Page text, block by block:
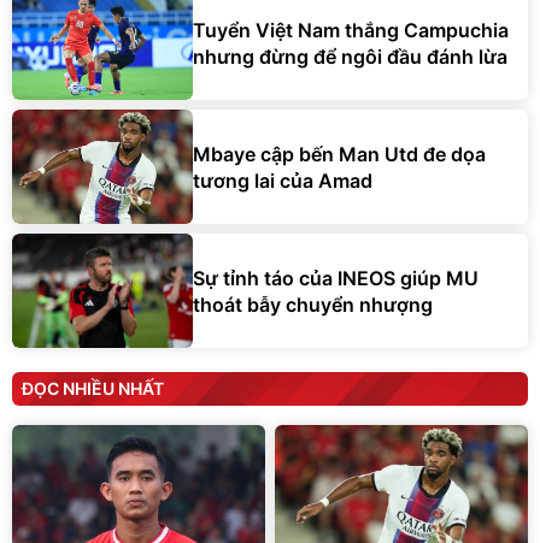
Tuyển Việt Nam thắng Campuchia
nhưng đừng để ngôi đầu đánh lừa
Mbaye cập bến Man Utd đe dọa
tương lai của Amad
Sự tỉnh táo của INEOS giúp MU
thoát bẫy chuyển nhượng
ĐỌC NHIỀU NHẤT